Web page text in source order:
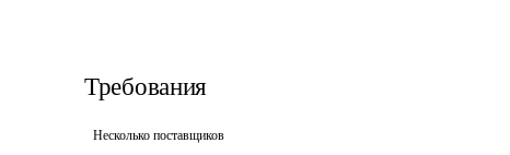
Требования
Несколько поставщиков